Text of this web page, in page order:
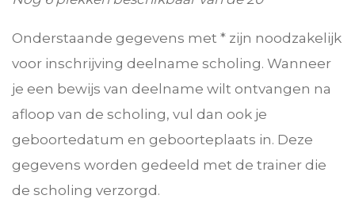
Onderstaande gegevens met * zijn noodzakelijk
voor inschrijving deelname scholing. Wanneer
je een bewijs van deelname wilt ontvangen na
afloop van de scholing, vul dan ook je
geboortedatum en geboorteplaats in. Deze
gegevens worden gedeeld met de trainer die
de scholing verzorgd.